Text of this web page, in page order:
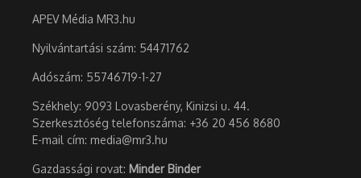
APEV Média MR3.hu
Nyilvántartási szám: 54471762
Adószám: 55746719-1-27
Székhely: 9093 Lovasberény, Kinizsi u. 44.
Szerkesztőség telefonszáma: +36 20 456 8680
E-mail cím: media@mr3.hu
Gazdassági rovat: Minder Binder